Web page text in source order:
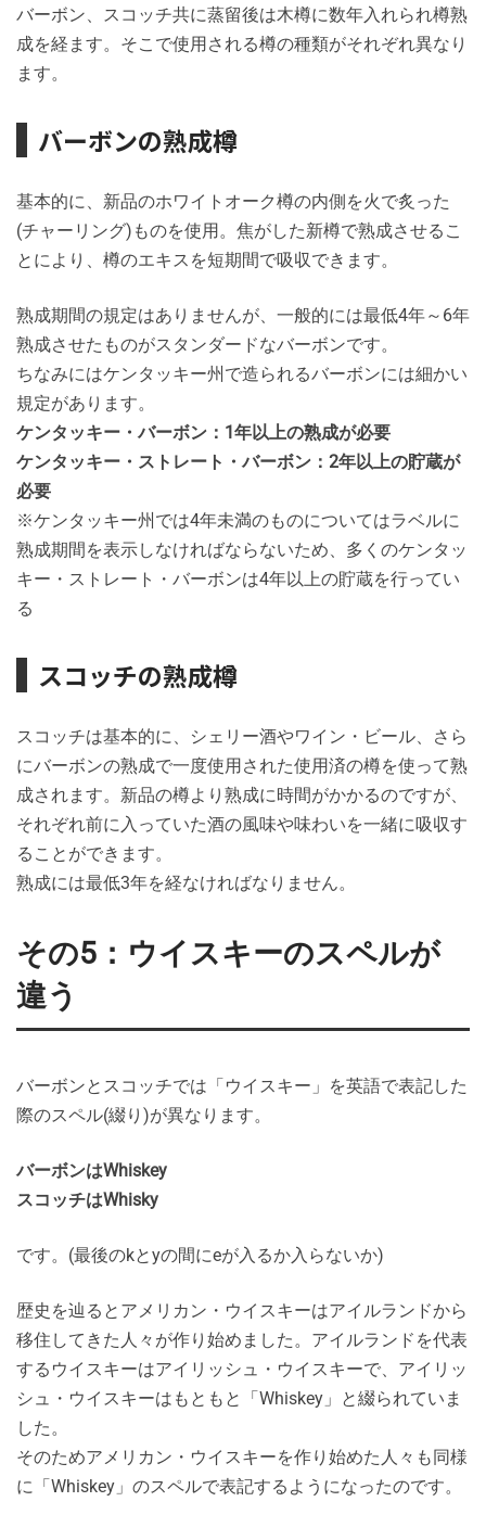
バーボン、スコッチ共に蒸留後は木樽に数年入れられ樽熟
成を経ます。そこで使用される樽の種類がそれぞれ異なり
ます。
バーボンの熟成樽
基本的に、新品のホワイトオーク樽の内側を火で炙った
(チャーリング)ものを使用。焦がした新樽で熟成させるこ
とにより、樽のエキスを短期間で吸収できます。
熟成期間の規定はありませんが、一般的には最低4年～6年
熟成させたものがスタンダードなバーボンです。
ちなみにはケンタッキー州で造られるバーボンには細かい
規定があります。
ケンタッキー・バーボン：1年以上の熟成が必要
ケンタッキー・ストレート・バーボン：2年以上の貯蔵が
必要
※ケンタッキー州では4年未満のものについてはラベルに
熟成期間を表示しなければならないため、多くのケンタッ
キー・ストレート・バーボンは4年以上の貯蔵を行ってい
る
スコッチの熟成樽
スコッチは基本的に、シェリー酒やワイン・ビール、さら
にバーボンの熟成で一度使用された使用済の樽を使って熟
成されます。新品の樽より熟成に時間がかかるのですが、
それぞれ前に入っていた酒の風味や味わいを一緒に吸収す
ることができます。
熟成には最低3年を経なければなりません。
その5：ウイスキーのスペルが
違う
バーボンとスコッチでは「ウイスキー」を英語で表記した
際のスペル(綴り)が異なります。
バーボンはWhiskey
スコッチはWhisky
です。(最後のkとyの間にeが入るか入らないか)
歴史を辿るとアメリカン・ウイスキーはアイルランドから
移住してきた人々が作り始めました。アイルランドを代表
するウイスキーはアイリッシュ・ウイスキーで、アイリッ
シュ・ウイスキーはもともと「Whiskey」と綴られていま
した。
そのためアメリカン・ウイスキーを作り始めた人々も同様
に「Whiskey」のスペルで表記するようになったのです。